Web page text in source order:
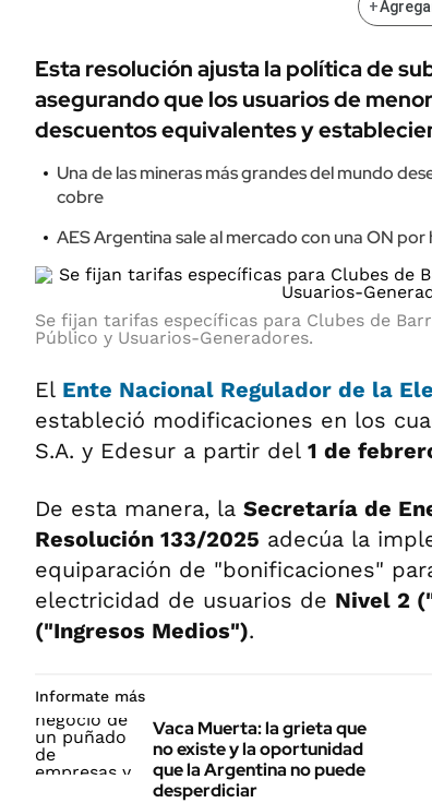
+
Esta resolución ajusta la política de
asegurando que los usuarios de
descuentos equivalentes y
Una de las mineras más grandes del mundo
cobre
AES Argentina sale al mercado con una ON por
Se fijan tarifas específicas para Clubes de
Público y Usuarios-Generadores.
El Ente Nacional Regulador de la
estableció modificaciones en los
S.A. y Edesur a partir del 1 de
De esta manera, la Secretaría de
Resolución 133/2025 adecúa la
equiparación de "bonificaciones"
electricidad de usuarios de Nivel 2
("Ingresos Medios").
Informate más
Vaca Muerta: la grieta que
no existe y la oportunidad
que la Argentina no puede
desperdiciar